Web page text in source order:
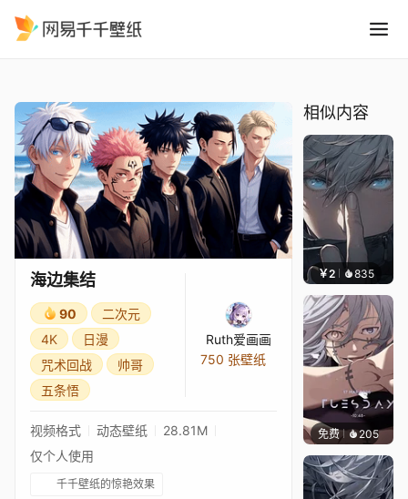
海边集结
90
二次元
4K
日漫
咒术回战
帅哥
五条悟
Ruth爱画画
750 张壁纸
视频格式 动态壁纸
28.81M
仅个人使用
千千壁纸的惊艳效果
相似内容
￥2 835
免费 205
｡